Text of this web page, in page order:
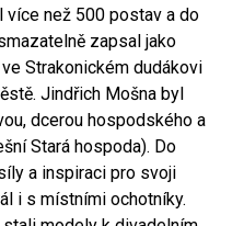
než 500 postav a do
zapsal jako
Strakonickém dudákovi
Jindřich Mošna byl
dcerou hospodského a
Stará hospoda). Do
a inspiraci pro svoji
i s místními ochotníky.